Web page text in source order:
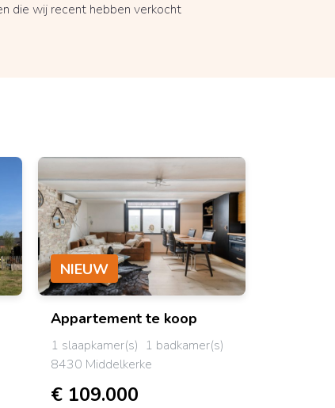
die wij recent hebben verkocht
NIEUW
Appartement te koop
1 slaapkamer(s) 1 badkamer(s)
8430 Middelkerke
€ 109.000